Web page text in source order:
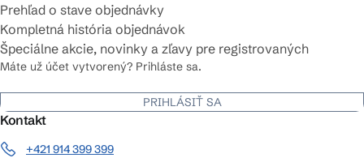
Prehľad o stave objednávky
Kompletná história objednávok
Špeciálne akcie, novinky a zľavy pre registrovaných
Máte už účet vytvorený? Prihláste sa.
PRIHLÁSIŤ SA
Kontakt
+421 914 399 399